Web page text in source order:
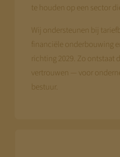
te houden op een sector
Wij ondersteunen bij
financiële onderbouwing
richting 2029. Zo ontstaat
vertrouwen — voor
bestuur.